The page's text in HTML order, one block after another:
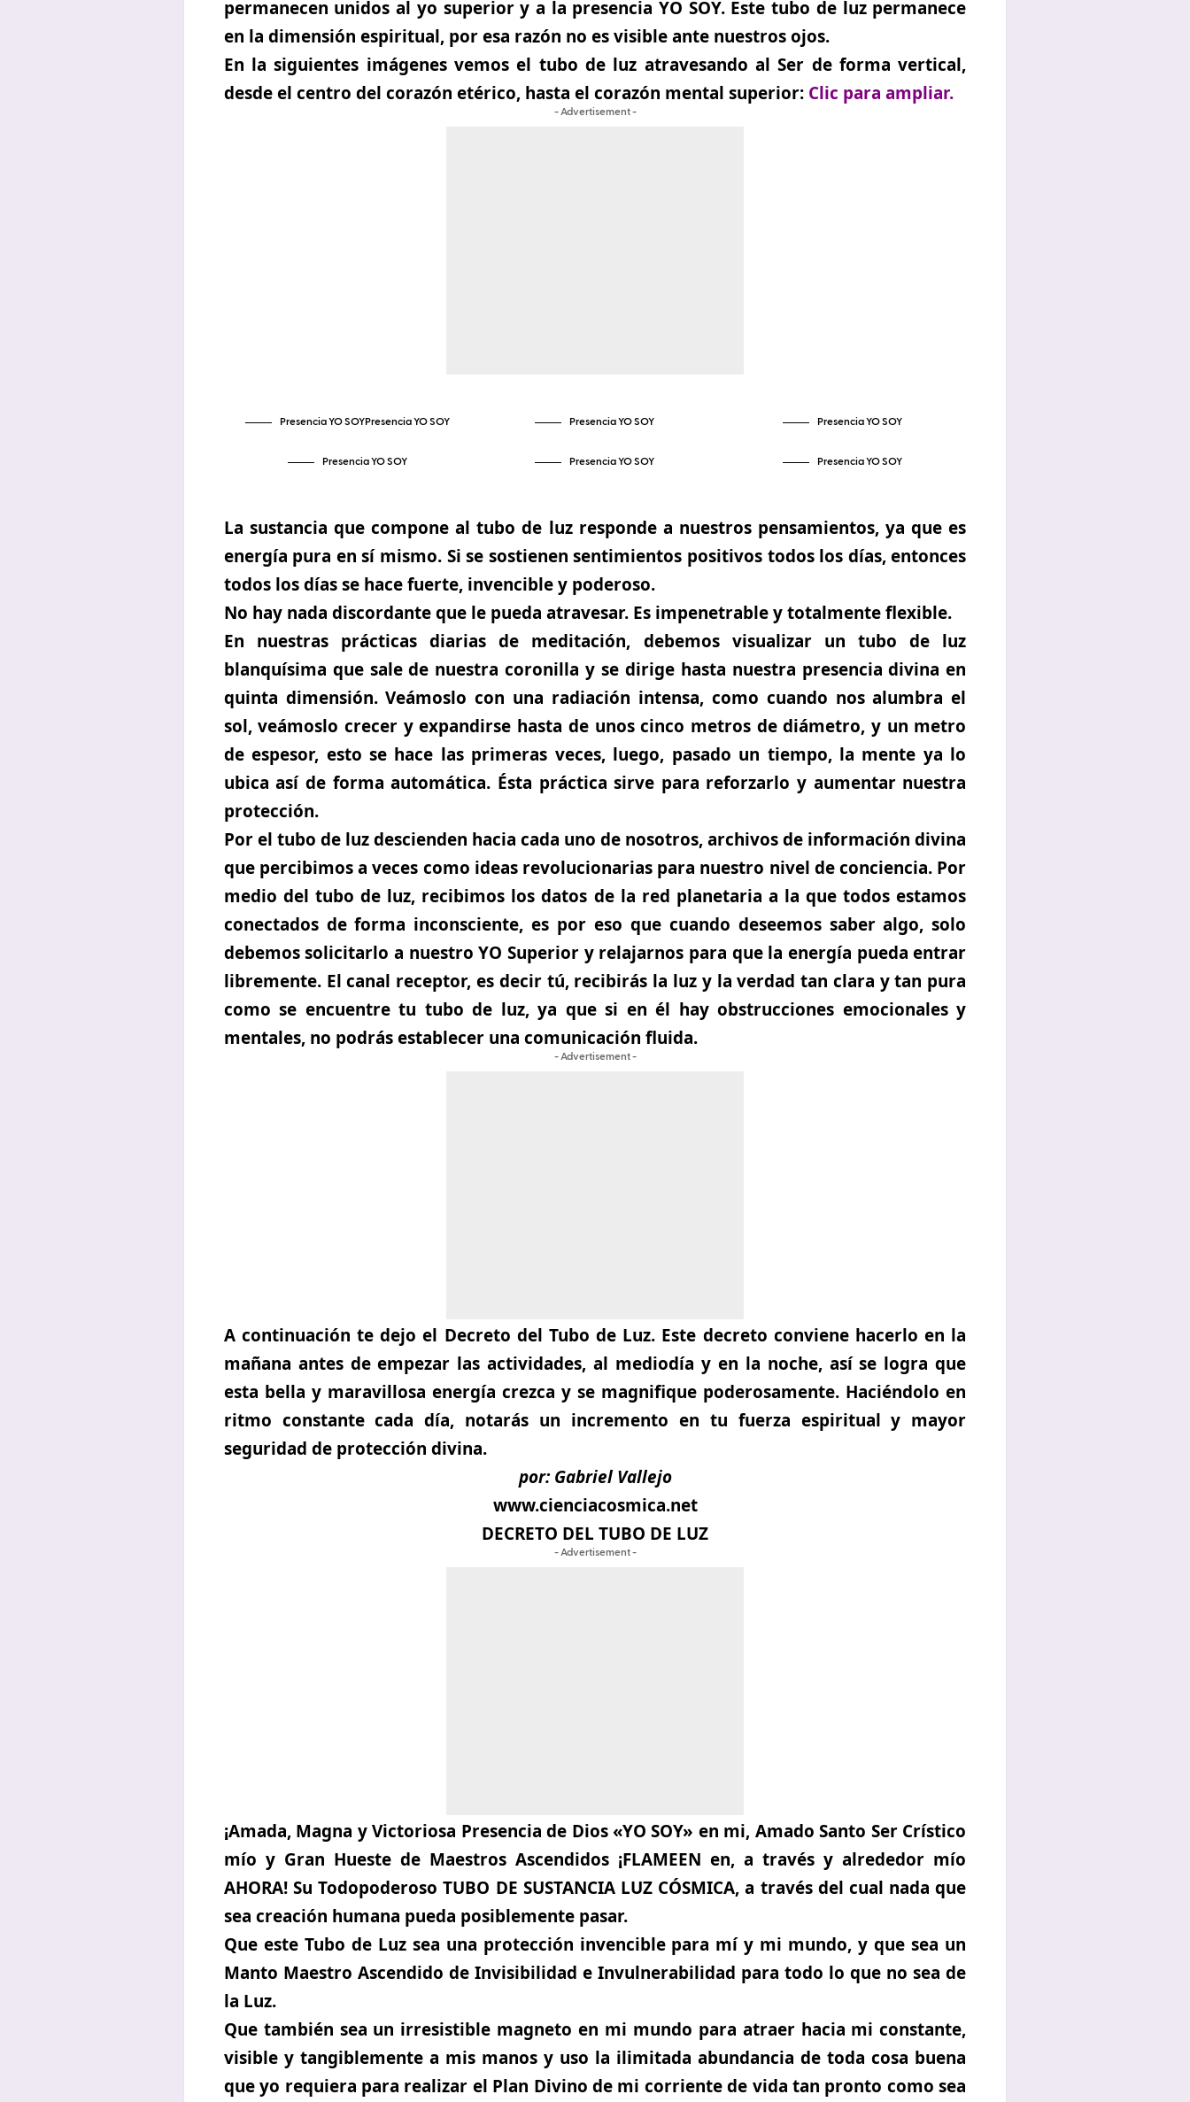
permanecen unidos al yo superior y a la presencia YO SOY. Este tubo de luz permanece
en la dimensión espiritual, por esa razón no es visible ante nuestros ojos.
En la siguientes imágenes vemos el tubo de luz atravesando al Ser de forma vertical,
desde el centro del corazón etérico, hasta el corazón mental superior: Clic para ampliar.
- Advertisement -
Presencia YO SOYPresencia YO SOY Presencia YO SOY Presencia YO SOY
Presencia YO SOY Presencia YO SOY Presencia YO SOY
La sustancia que compone altubo de luzresponde a nuestros pensamientos, ya que es
energía pura en sí mismo. Si se sostienen sentimientos positivos todos los días, entonces
todos los días se hacefuerte, invencible y poderoso.
No hay nada discordante que le pueda atravesar. Es impenetrable y totalmente flexible.
En nuestras prácticas diarias de meditación, debemos visualizar un tubo de luz
blanquísima que sale de nuestra coronilla y se dirige hasta nuestra presencia divina en
quinta dimensión. Veámoslo con una radiación intensa, como cuando nos alumbra el
sol, veámoslo crecer y expandirse hasta de unos cinco metros de diámetro, y un metro
de espesor, esto se hace las primeras veces, luego, pasado un tiempo, la mente ya lo
ubica así de forma automática. Ésta práctica sirve para reforzarlo y aumentar nuestra
protección.
Por el tubo de luz descienden hacia cada uno de nosotros, archivos de información divina
que percibimos a veces como ideas revolucionarias para nuestro nivel de conciencia. Por
medio del tubo de luz, recibimos los datos de la red planetaria a la que todos estamos
conectadosde forma inconsciente, es por eso que cuando deseemos saber algo, solo
debemos solicitarlo a nuestro YO Superior y relajarnos para que la energía pueda entrar
libremente. El canal receptor, es decir tú, recibirás la luz y la verdad tan clara y tan pura
como se encuentre tu tubo de luz, ya que si en él hay obstrucciones emocionales y
mentales, no podrás establecer una comunicación fluida.
- Advertisement -
A continuación te dejo el Decreto del Tubo de Luz. Este decreto conviene hacerlo en la
mañana antes de empezar las actividades, al mediodía y en la noche, así se logra que
esta bella y maravillosa energía crezca y se magnifique poderosamente. Haciéndolo en
ritmo constante cada día, notarás un incremento en tu fuerza espiritual y mayor
seguridad de protección divina.
por:Gabriel Vallejo
www.cienciacosmica.net
DECRETO DEL TUBO DE LUZ
- Advertisement -
¡Amada, Magna y Victoriosa Presencia de Dios «YO SOY» en mi, Amado Santo Ser Crístico
mío y Gran Hueste de Maestros Ascendidos ¡FLAMEEN en, a través y alrededor mío
AHORA! Su Todopoderoso TUBO DE SUSTANCIA LUZ CÓSMICA, a través del cual nada que
sea creación humana pueda posiblemente pasar.
Que este Tubo de Luz sea una protección invencible para mí y mi mundo, y que sea un
Manto Maestro Ascendido de Invisibilidad e Invulnerabilidad para todo lo que no sea de
la Luz.
Que también sea un irresistible magneto en mi mundo para atraer hacia mi constante,
visible y tangiblemente a mis manos y uso la ilimitada abundancia de toda cosa buena
que yo requiera para realizar el Plan Divino de mi corriente de vida tan pronto como sea